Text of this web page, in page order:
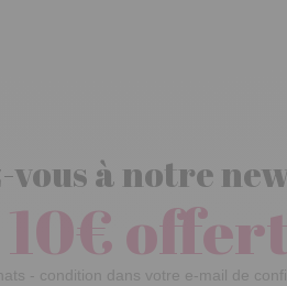
vous à notre
10€
- condition dans votre e-mail de